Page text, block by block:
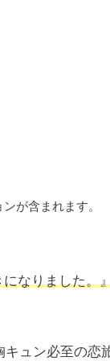
が含まれます。
なりました。
ュン必至の恋